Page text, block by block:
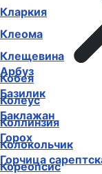
Кларкия
Клеома
Клещевина
Кобея
Колеус
Коллинзия
Колокольчик
Кореопсис
Арбуз
Базилик
Баклажан
Горох
Горчица